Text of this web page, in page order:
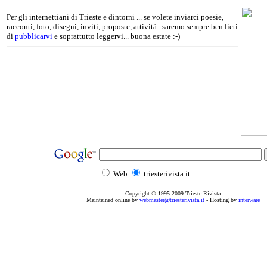
Per gli internettiani di Trieste e dintorni ... se volete inviarci poesie,
racconti, foto, disegni, inviti, proposte, attività.. saremo sempre ben lieti
di pubblicarvi e soprattutto leggervi... buona estate :-)
Web triesterivista.it
Copyright © 1995-2009 Trieste Rivista
Maintained online by webmaster@triesterivista.it- Hosting by interware